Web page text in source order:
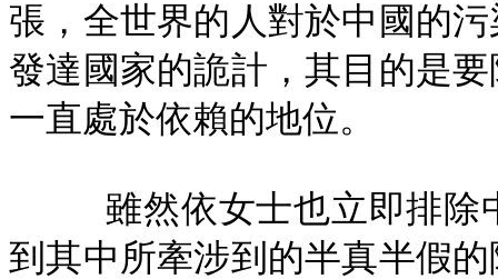
張，全世界的人對於中國的
發達國家的詭計，其目的是
一直處於依賴的地位。
雖然依女士也立即排除
到其中所牽涉到的半真半假